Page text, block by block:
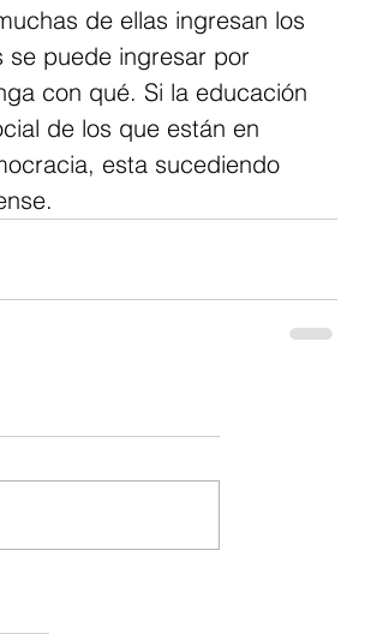
de ellas ingresan los
se puede ingresar por
con qué. Si la educación
de los que están en
esta sucediendo